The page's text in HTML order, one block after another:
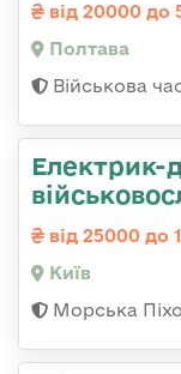
від 20000 до
Полтава
Військова
Електрик-
від 25000 до
Київ
Морська